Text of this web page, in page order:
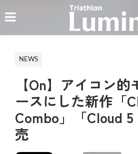
NEWS
【On】アイコン
ースにした新作「
Combo」「Cloud
売